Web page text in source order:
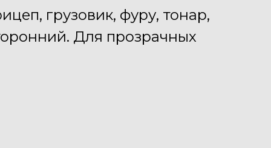
грузовик, фуру, тонар,
Для прозрачных